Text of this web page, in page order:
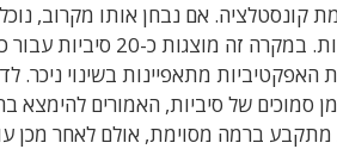
דיאגרמת קונסטלציה. אם נבחן אותו
לדיאגרמת הקונסטלציה
מתאפיינות בשינוי ניכר.
סמוכים של סיביות, האמורים להימצא
מתקבע ברמה מסוימת, אולם לאחר מכן